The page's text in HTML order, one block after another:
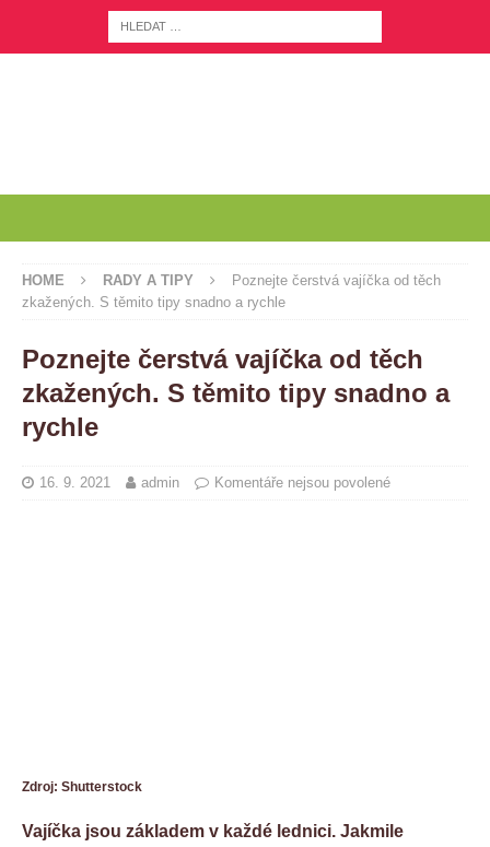
HOME RADY A TIPY
Poznejte čerstvá vajíčka od těch
zkažených. S těmito tipy snadno a rychle
Poznejte čerstvá vajíčka od těch
zkažených. S těmito tipy snadno a
rychle
16. 9. 2021 admin Komentáře nejsou povolené
Zdroj: Shutterstock
Vajíčka jsou základem v každé lednici. Jakmile